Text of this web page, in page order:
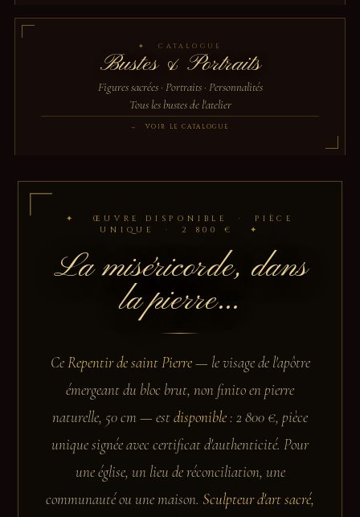
✦ CATALOGUE
Bustes & Portraits
Figures sacrées · Portraits · Personnalités
Tous les bustes de l'atelier
→ VOIR LE CATALOGUE
✦ ŒUVRE DISPONIBLE · PIÈCE
UNIQUE · 2 800 € ✦
La miséricorde, dans
la pierre...
CeRepentir de saint Pierre— le visage de l'apôtre
émergeant du bloc brut, non finito en pierre
naturelle, 50 cm — estdisponible: 2 800 €, pièce
unique signée avec certificat d'authenticité. Pour
une église, un lieu de réconciliation, une
communauté ou une maison. Sculpteur d'art sacré,